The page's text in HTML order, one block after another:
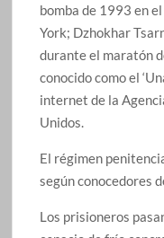
bomba de 1993 en
York; Dzhokhar
durante el maratón
conocido como el
internet de la
Unidos.
El régimen
según conocedores
Los prisioneros